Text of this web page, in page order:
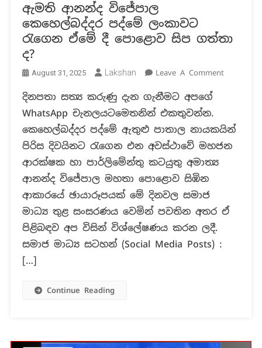
ඇමති ආනන්ද විජේපාල
කෙහෙල්බද්දර පද්මේ ලංකාවට
රැගෙන ඒමේ දී පොළොව සිප ගත්තා
ද?
August 31, 2025 Lakshan Leave A CommentOn
ලංකාවට
පොළොව
දිනපතා සත්‍ය කරුණු දැන ගැනීමට අපගේ
WhatsApp චැනලයටමෙතනින් එකතුවන්න.
කෙහෙල්බද්දර පද්මේ ඇතුළු පාතාල නායකයින්
පිරිස දිවයිනට රැගෙන එන අවස්ථාවේ මහජන
ආරක්ෂක හා පාර්ලිමේන්තු කටයුතු අමාත්‍ය
ආනන්ද විජේපාල මහතා පොළොව සිඹින
ආකාරයේ ඡායාරූපයක් මේ දිනවල සමාජ
මාධ්‍ය තුළ සංසරණය වෙමින් පවතින අතර ඒ
පිළිබඳව අප විසින් විශ්ලේෂණය කරන ලදී.
සමාජ මාධ්‍ය සටහන් (Social Media Posts) :
[…]
Continue Reading